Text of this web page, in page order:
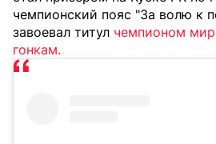
чемпионский пояс "За волю к
завоевал титул чемпионом
гонкам.